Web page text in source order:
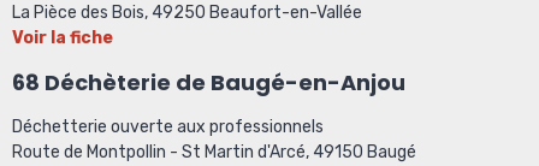
La Pièce des Bois, 49250 Beaufort-en-Vallée
Voir la fiche
68 Déchèterie de Baugé-en-Anjou
Déchetterie ouverte aux professionnels
Route de Montpollin - St Martin d'Arcé, 49150 Baugé